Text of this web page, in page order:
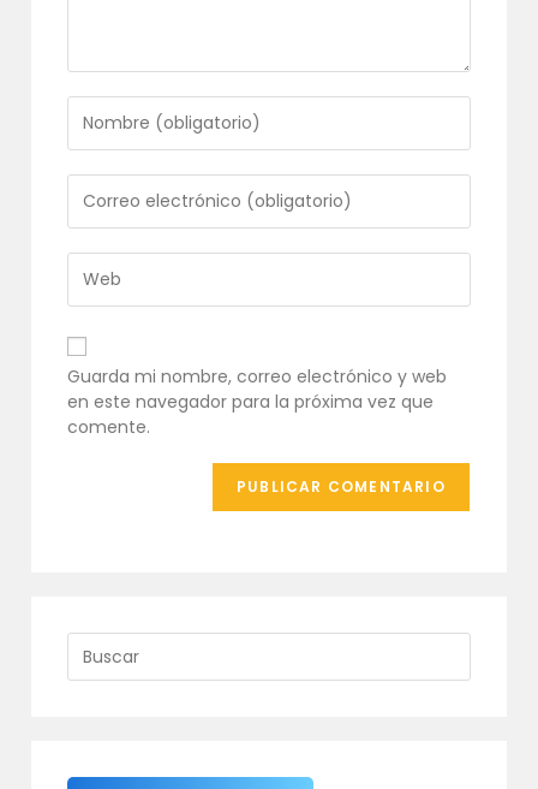
tu
nombre
o
nombre
de
usuario
para
comentar
tu
dirección
de
correo
electrónico
para
comentar
URL
de
tu
web
(opcional)
Guarda mi nombre, correo electrónico y web
en este navegador para la próxima vez que
comente.